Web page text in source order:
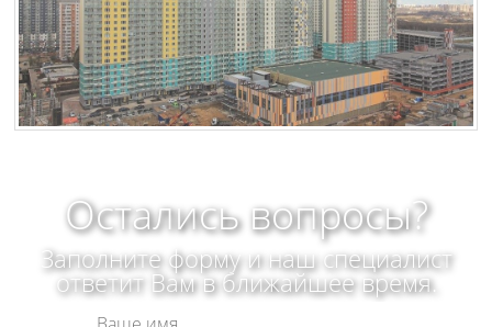
Остались вопросы?
Заполните форму и наш специалист
ответит Вам в ближайшее время.